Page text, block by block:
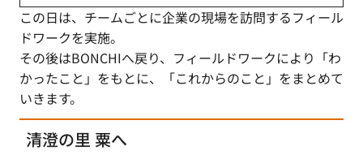
この日は、チームごとに企業の現場を訪問するフィール
ドワークを実施。
その後はBONCHIへ戻り、フィールドワークにより「わ
かったこと」をもとに、「これからのこと」をまとめて
いきます。
清澄の里 粟へ